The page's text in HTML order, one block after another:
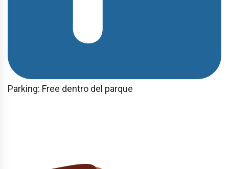
Parking: Free dentro del parque